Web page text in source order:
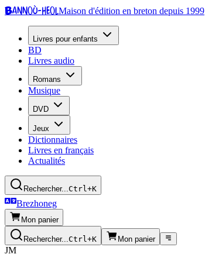
Bannoù-heolMaison d'édition en breton depuis 1999
Livres pour enfants
BD
Livres audio
Romans
Musique
DVD
Jeux
Dictionnaires
Livres en français
Actualités
Rechercher...Ctrl+K
Brezhoneg
Mon panier
Rechercher...Ctrl+K Mon panier
JM